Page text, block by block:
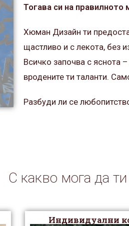
Тогава си на правилното
Хюман Дизайн ти
щастливо и с лекота, без
Всичко започва с яснота
вродените ти таланти.
Разбуди ли се
С какво мога да
Индивидуални